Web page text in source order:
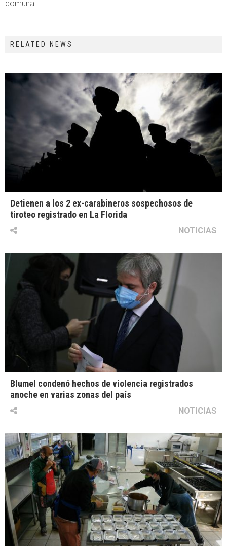
comuna.
RELATED NEWS
Detienen a los 2 ex-carabineros sospechosos de
tiroteo registrado en La Florida
NOTICIAS
Blumel condenó hechos de violencia registrados
anoche en varias zonas del país
NOTICIAS